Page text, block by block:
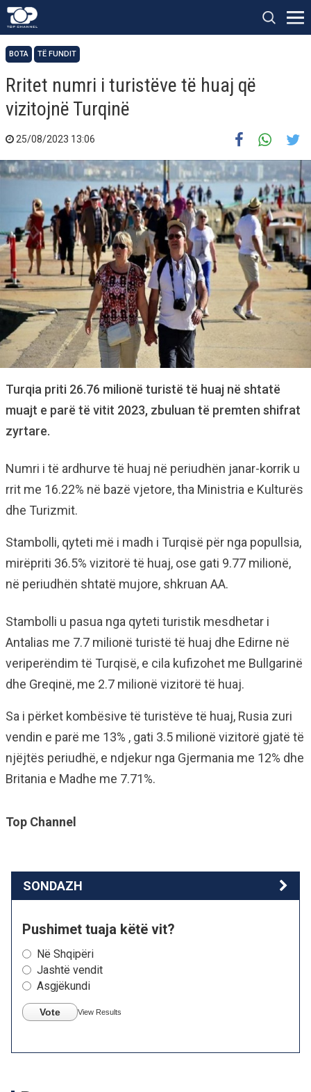
BOTA TË FUNDIT
​Rritet numri i turistëve të huaj që
vizitojnë Turqinë
25/08/2023 13:06
Turqia priti 26.76 milionë turistë të huaj në shtatë
muajt e parë të vitit 2023, zbuluan të premten shifrat
zyrtare.
Numri i të ardhurve të huaj në periudhën janar-korrik u
rrit me 16.22% në bazë vjetore, tha Ministria e Kulturës
dhe Turizmit.
Stambolli, qyteti më i madh i Turqisë për nga popullsia,
mirëpriti 36.5% vizitorë të huaj, ose gati 9.77 milionë,
në periudhën shtatë mujore, shkruan AA.
Stambolli u pasua nga qyteti turistik mesdhetar i
Antalias me 7.7 milionë turistë të huaj dhe Edirne në
veriperëndim të Turqisë, e cila kufizohet me Bullgarinë
dhe Greqinë, me 2.7 milionë vizitorë të huaj.
Sa i përket kombësive të turistëve të huaj, Rusia zuri
vendin e parë me 13% , gati 3.5 milionë vizitorë gjatë të
njëjtës periudhë, e ndjekur nga Gjermania me 12% dhe
Britania e Madhe me 7.71%.
Top Channel
SONDAZH
Pushimet tuaja këtë vit?
Në Shqipëri
Jashtë vendit
Asgjëkundi
Vote View Results